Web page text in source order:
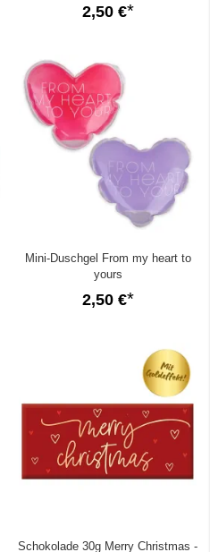
2,50 €
Mini-Duschgel From my heart to
yours
2,50 €
Schokolade 30g Merry Christmas -